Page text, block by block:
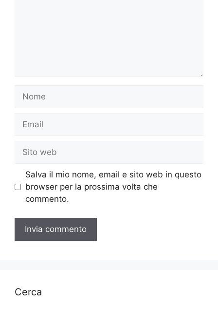
Nome
Email
Sito
web
Salva il mio nome, email e sito web in questo
browser per la prossima volta che
commento.
Cerca